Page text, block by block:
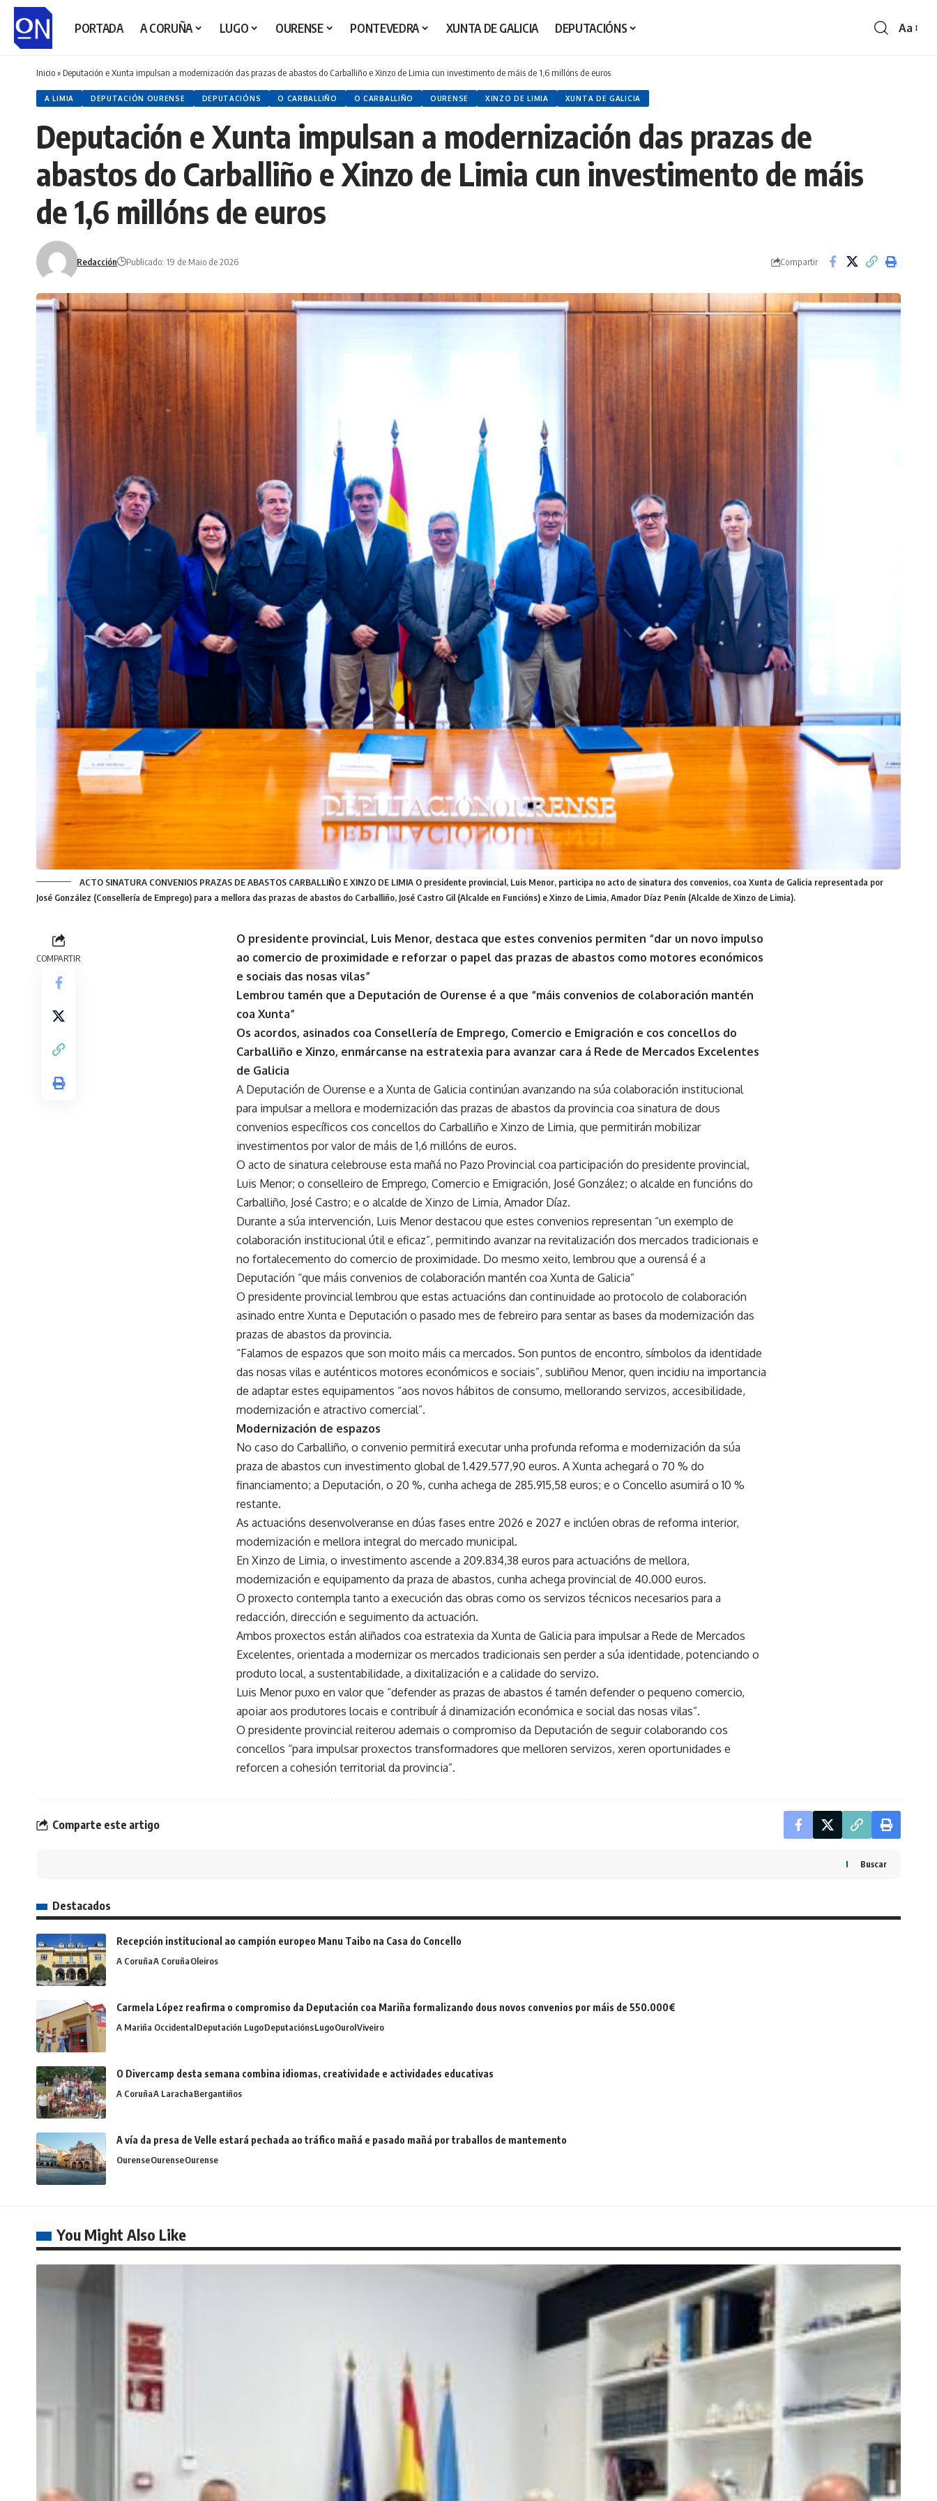
PORTADA A CORUÑA LUGO OURENSE PONTEVEDRA XUNTA DE GALICIA DEPUTACIÓNS Aa
Inicio» Deputación e Xunta impulsan a modernización das prazas de abastos do Carballiño e Xinzo de Limia cun investimento de máis de 1,6 millóns de euros
A LIMIA DEPUTACIÓN OURENSE DEPUTACIÓNS O CARBALLIÑO O CARBALLIÑO OURENSE XINZO DE LIMIA XUNTA DE GALICIA
Deputación e Xunta impulsan a modernización das prazas de
abastos do Carballiño e Xinzo de Limia cun investimento de máis
de 1,6 millóns de euros
Redacción Publicado: 19 de Maio de 2026 Compartir
ACTO SINATURA CONVENIOS PRAZAS DE ABASTOS CARBALLIÑO E XINZO DE LIMIA O presidente provincial, Luis Menor, participa no acto de sinatura dos convenios, coa Xunta de Galicia representada por
José González (Consellería de Emprego) para a mellora das prazas de abastos do Carballiño, José Castro Gil (Alcalde en Funcións) e Xinzo de Limia, Amador Díaz Penín (Alcalde de Xinzo de Limia).
COMPARTIR
O presidente provincial, Luis Menor, destaca que estes convenios permiten “dar un novo impulso
ao comercio de proximidade e reforzar o papel das prazas de abastos como motores económicos
e sociais das nosas vilas”
Lembrou tamén que a Deputación de Ourense é a que “máis convenios de colaboración mantén
coa Xunta”
Os acordos, asinados coa Consellería de Emprego, Comercio e Emigración e cos concellos do
Carballiño e Xinzo, enmárcanse na estratexia para avanzar cara á Rede de Mercados Excelentes
de Galicia
A Deputación de Ourense e a Xunta de Galicia continúan avanzando na súa colaboración institucional
para impulsar a mellora e modernización das prazas de abastos da provincia coa sinatura de dous
convenios específicos cos concellos do Carballiño e Xinzo de Limia, que permitirán mobilizar
investimentos por valor de máis de 1,6 millóns de euros.
O acto de sinatura celebrouse esta mañá no Pazo Provincial coa participación do presidente provincial,
Luis Menor; o conselleiro de Emprego, Comercio e Emigración, José González; o alcalde en funcións do
Carballiño, José Castro; e o alcalde de Xinzo de Limia, Amador Díaz.
Durante a súa intervención, Luis Menor destacou que estes convenios representan “un exemplo de
colaboración institucional útil e eficaz”, permitindo avanzar na revitalización dos mercados tradicionais e
no fortalecemento do comercio de proximidade. Do mesmo xeito, lembrou que a ourensá é a
Deputación “que máis convenios de colaboración mantén coa Xunta de Galicia”
O presidente provincial lembrou que estas actuacións dan continuidade ao protocolo de colaboración
asinado entre Xunta e Deputación o pasado mes de febreiro para sentar as bases da modernización das
prazas de abastos da provincia.
“Falamos de espazos que son moito máis ca mercados. Son puntos de encontro, símbolos da identidade
das nosas vilas e auténticos motores económicos e sociais”, subliñou Menor, quen incidiu na importancia
de adaptar estes equipamentos “aos novos hábitos de consumo, mellorando servizos, accesibilidade,
modernización e atractivo comercial”.
Modernización de espazos
No caso do Carballiño, o convenio permitirá executar unha profunda reforma e modernización da súa
praza de abastos cun investimento global de 1.429.577,90 euros. A Xunta achegará o 70 % do
financiamento; a Deputación, o 20 %, cunha achega de 285.915,58 euros; e o Concello asumirá o 10 %
restante.
As actuacións desenvolveranse en dúas fases entre 2026 e 2027 e inclúen obras de reforma interior,
modernización e mellora integral do mercado municipal.
En Xinzo de Limia, o investimento ascende a 209.834,38 euros para actuacións de mellora,
modernización e equipamento da praza de abastos, cunha achega provincial de 40.000 euros.
O proxecto contempla tanto a execución das obras como os servizos técnicos necesarios para a
redacción, dirección e seguimento da actuación.
Ambos proxectos están aliñados coa estratexia da Xunta de Galicia para impulsar a Rede de Mercados
Excelentes, orientada a modernizar os mercados tradicionais sen perder a súa identidade, potenciando o
produto local, a sustentabilidade, a dixitalización e a calidade do servizo.
Luis Menor puxo en valor que “defender as prazas de abastos é tamén defender o pequeno comercio,
apoiar aos produtores locais e contribuír á dinamización económica e social das nosas vilas”.
O presidente provincial reiterou ademais o compromiso da Deputación de seguir colaborando cos
concellos “para impulsar proxectos transformadores que melloren servizos, xeren oportunidades e
reforcen a cohesión territorial da provincia”.
Comparte este artigo
Buscar
Destacados
Recepción institucional ao campión europeo Manu Taibo na Casa do Concello
A CoruñaA CoruñaOleiros
Carmela López reafirma o compromiso da Deputación coa Mariña formalizando dous novos convenios por máis de 550.000€
A Mariña OccidentalDeputación LugoDeputaciónsLugoOurolViveiro
O Divercamp desta semana combina idiomas, creatividade e actividades educativas
A CoruñaA LarachaBergantiños
A vía da presa de Velle estará pechada ao tráfico mañá e pasado mañá por traballos de mantemento
OurenseOurenseOurense
You Might Also Like